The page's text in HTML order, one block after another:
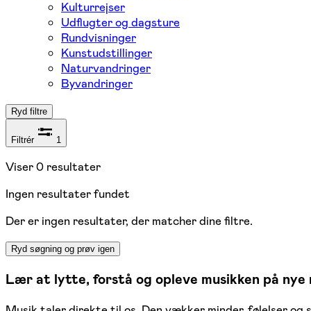
Kulturrejser
Udflugter og dagsture
Rundvisninger
Kunstudstillinger
Naturvandringer
Byvandringer
Ryd filtre
Filtrér 1
Viser0 resultater
Ingen resultater fundet
Der er ingen resultater, der matcher dine filtre.
Ryd søgning og prøv igen
Lær at lytte, forstå og opleve musikken på nye